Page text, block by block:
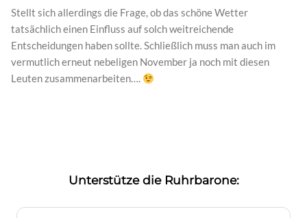
Stellt sich allerdings die Frage, ob das schöne Wetter
tatsächlich einen Einfluss auf solch weitreichende
Entscheidungen haben sollte. Schließlich muss man auch im
vermutlich erneut nebeligen November ja noch mit diesen
Leuten zusammenarbeiten….
Unterstütze die Ruhrbarone: